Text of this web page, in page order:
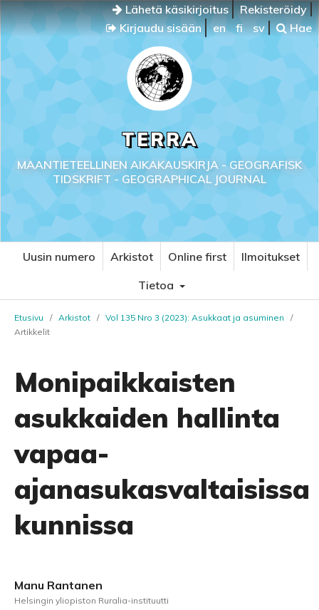
Lähetä käsikirjoitus
Rekisteröidy
Kirjaudu sisään
en fi sv Hae
TERRA
MAANTIETEELLINEN AIKAKAUSKIRJA - GEOGRAFISK
TIDSKRIFT - GEOGRAPHICAL JOURNAL
Uusin numero Arkistot Online first
Ilmoitukset
Tietoa
Etusivu / Arkistot / Vol 135 Nro 3 (2023): Asukkaat ja asuminen
/
Artikkelit
Monipaikkaisten
asukkaiden hallinta
vapaa-
ajanasukasvaltaisissa
kunnissa
Manu Rantanen
Helsingin yliopiston Ruralia-instituutti